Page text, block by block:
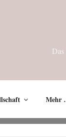
Mehr